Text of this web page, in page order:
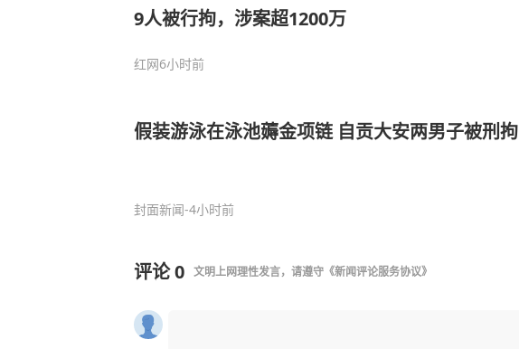
9人被行拘，涉案超1200万
红网6小时前
假装游泳在泳池薅金项链 自贡大安两男子被刑拘
封面新闻-4小时前
评论0 文明上网理性发言，请遵守 《新闻评论服务协议》